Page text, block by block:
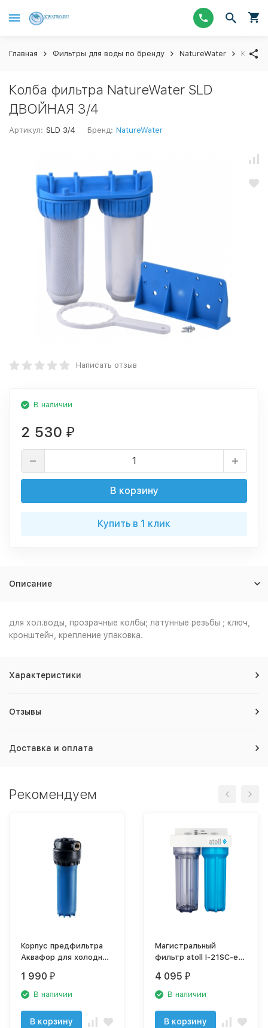
Главная Фильтры для воды по бренду NatureWater Колбы
Колба фильтра NatureWater SLD
ДВОЙНАЯ 3/4
Артикул: SLD 3/4 Бренд: NatureWater
Написать отзыв
В наличии
2 530 ₽
В корзину
Купить в 1 клик
Описание
для хол.воды, прозрачные колбы; латунные резьбы ; ключ,
кронштейн, крепление упаковка.
Характеристики
Отзывы
Доставка и оплата
Рекомендуем
Корпус предфильтра
Аквафор для холодной
3/4“)
1 990 ₽
В наличии
В корзину
Магистральный
фильтр atoll I-21SC-e
4 095 ₽
В наличии
В корзину